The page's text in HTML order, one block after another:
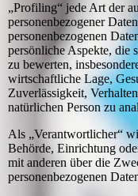
„Profiling“ jede Art der
personenbezogener
personenbezogenen
persönliche Aspekte, die
zu bewerten,
wirtschaftliche Lage,
Zuverlässigkeit,
natürlichen Person zu
Als „Verantwortlicher“
Behörde, Einrichtung
mit anderen über die
personenbezogenen